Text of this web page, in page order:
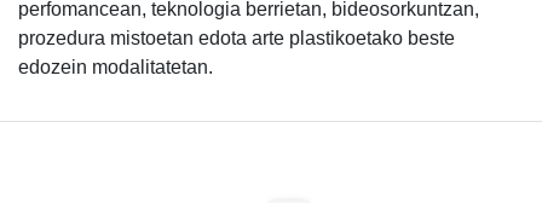
perfomancean, teknologia berrietan, bideosorkuntzan,
prozedura mistoetan edota arte plastikoetako beste
edozein modalitatetan.